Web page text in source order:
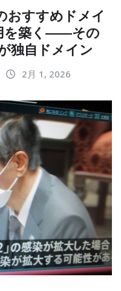
おすすめドメイ
を築く――その
独自ドメイン
2月 1, 2026